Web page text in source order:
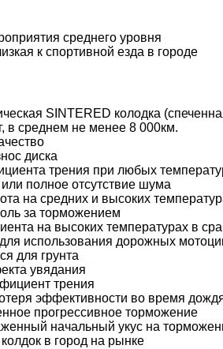
среднего уровня
к спортивной езда в городе
SINTERED колодка
в среднем не менее 8 000км.
диска
трения при любых
полное отсутствие шума
на средних и высоких
за торможением
на высоких температурах в
использования дорожных
для грунта
увядания
трения
эффективности во время
прогрессивное торможение
начальный укус на
в город на рынке